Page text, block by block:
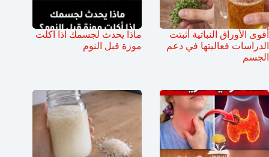
أقوى الأوراق النباتية أثبتت
الدراسات فعاليتها في دعم
الجسم
ماذا يحدث لجسمك اذا اكلت
موزة قبل النوم